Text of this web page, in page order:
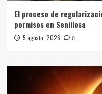
El proceso de
permisos en Senillosa
5 agosto, 2026 0